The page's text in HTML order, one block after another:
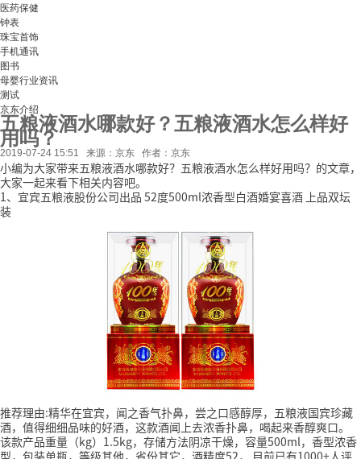
医药保健
钟表
珠宝首饰
手机通讯
图书
母婴行业资讯
测试
京东介绍
五粮液酒水哪款好？五粮液酒水怎么样好
用吗？
2019-07-24 15:51 来源：京东 作者：京东
小编为大家带来五粮液酒水哪款好？五粮液酒水怎么样好用吗？的文章，
大家一起来看下相关内容吧。
1、宜宾五粮液股份公司出品 52度500ml浓香型白酒婚宴喜酒 上品双坛
装
推荐理由:精华在宜宾，闻之香气扑鼻，尝之口感醇厚，五粮液国宾珍藏
酒，值得细细品味的好酒，这款酒闻上去浓香扑鼻，喝起来香醇爽口。
该款产品重量（kg）1.5kg，存储方法阴凉干燥，容量500ml，香型浓香
型，包装单瓶，等级其他，省份其它，酒精度52，
目前已有1000+人评